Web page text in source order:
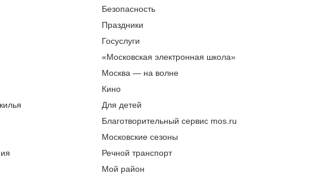
Безопасность
Праздники
Госуслуги
«Московская электронная школа»
Москва — на волне
Кино
Для детей
Благотворительный сервис mos.ru
Московские сезоны
Речной транспорт
Мой район